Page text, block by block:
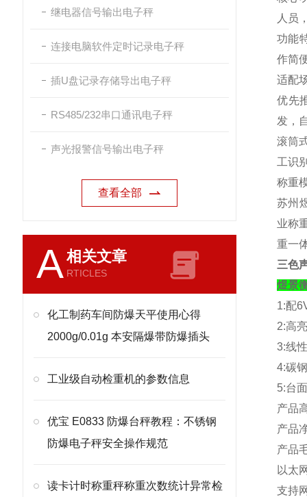
继电器信号输出电子秤
连接电脑软件定时记录电子秤
插U盘记录存储导出电子秤
RS485/232串口通讯电子秤
声光报警信号输出电子秤
查看全部
A相关文章
RTICLES
化工制药车间防爆天平使用心得
2000g/0.01g 本安隔爆带防爆插头
工业级自动检重机的参数信息
优宝 E0833 防爆台秤教程：不锈钢
防爆电子秤安全操作规范
读卡计时称重秤称重次数统计异常检
人员
功能
作简
适配
优先
发，
滚筒
工识
称重
苏州
业称
重一
三色
煜景
1:配
2:高
3:线
4:碳
5:台
产品
产品
产品
以太
支持